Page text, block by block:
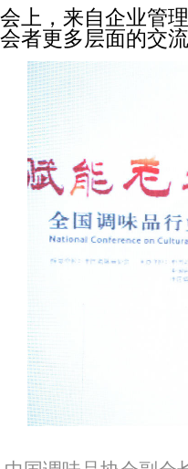
会上，来自企业管
会者更多层面的交